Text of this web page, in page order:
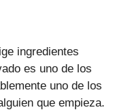
ingredientes
es uno de los
uno de los
que empieza.